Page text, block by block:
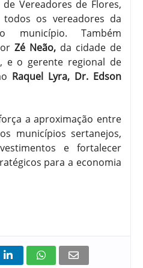
Vereadores de Flores,
os vereadores da
município. Também
Zé Neão, da cidade de
, e o gerente regional de
Raquel Lyra, Dr. Edson
a aproximação entre
municípios sertanejos,
e fortalecer
para a economia